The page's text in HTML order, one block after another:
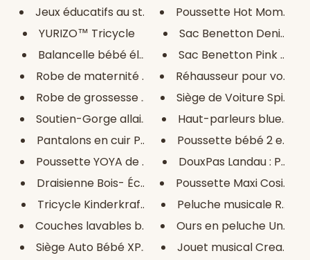
Jeux éducatifs au style nordiq...
YURIZO™ Tricycle
Balancelle bébé électrique Bab...
Robe de maternité 100% en lin ...
Robe de grossesse maternité en...
Soutien-Gorge allaitement Gris...
Pantalons en cuir PU tendance ...
Poussette YOYA de Newmamz
Draisienne Bois- Éco-responsab...
Tricycle Kinderkraft ASTON - V...
Couches lavables bébés, réutil...
Siège Auto Bébé XPEDITION ™ 0-...
Poussette Hot Mom 3 en
Sac Benetton Denim
Sac Benetton Pink Rose
Réhausseur pour voiture
Siège de Voiture Spider-
Haut-parleurs bluetooth
Poussette bébé 2 en 1
DouxPas Landau :
Poussette Maxi Cosi Lara
Peluche musicale Rose
Ours en peluche Under
Jouet musical